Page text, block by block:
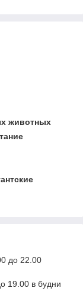
животных
до 22.00
19.00 в будни